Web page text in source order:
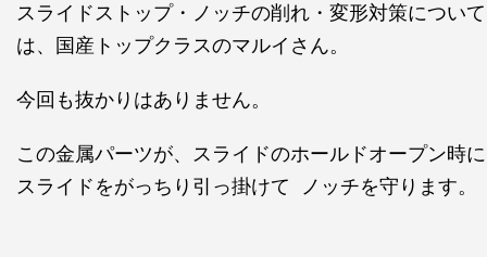
スライドストップ・ノッチの削れ・変形対策について
は、国産トップクラスのマルイさん。
今回も抜かりはありません。
この金属パーツが、スライドのホールドオープン時に
スライドをがっちり引っ掛けて ノッチを守ります。